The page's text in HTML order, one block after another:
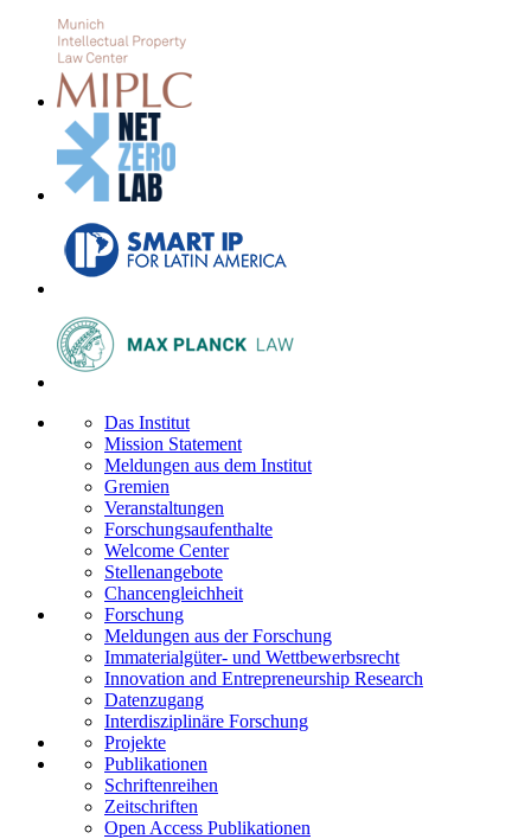
Das Institut
Mission Statement
Meldungen aus dem Institut
Gremien
Veranstaltungen
Forschungsaufenthalte
Welcome Center
Stellenangebote
Chancengleichheit
Forschung
Meldungen aus der Forschung
Immaterialgüter- und Wettbewerbsrecht
Innovation and Entrepreneurship Research
Datenzugang
Interdisziplinäre Forschung
Projekte
Publikationen
Schriftenreihen
Zeitschriften
Open Access Publikationen